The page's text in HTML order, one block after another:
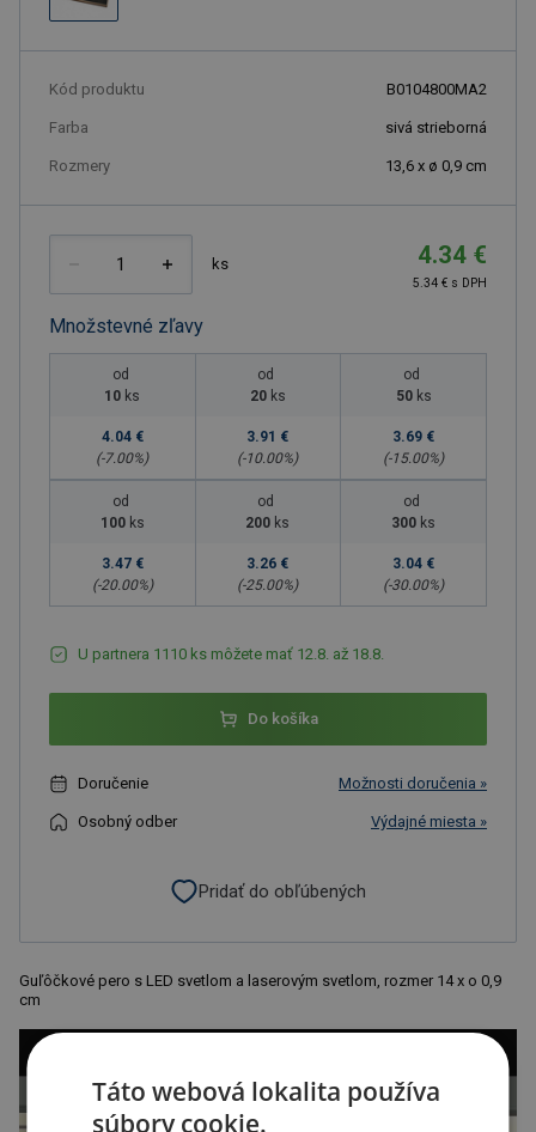
Kód produktu B0104800MA2
Farba sivá strieborná
Rozmery 13,6 x ø 0,9 cm
ks 4.34 €
5.34 € s DPH
Množstevné zľavy
od
10 ks
4.04 €
(-7.00%)
od
20 ks
3.91 €
(-10.00%)
od
50 ks
3.69 €
(-15.00%)
od
100 ks
3.47 €
(-20.00%)
od
200 ks
3.26 €
(-25.00%)
od
300 ks
3.04 €
(-30.00%)
U partnera 1110 ks môžete mať 12.8. až 18.8.
Do košíka
Doručenie Možnosti doručenia »
Osobný odber Výdajné miesta »
Pridať do obľúbených
Guľôčkové pero s LED svetlom a laserovým svetlom, rozmer 14 x o 0,9
cm
Táto webová lokalita používa
súbory cookie.